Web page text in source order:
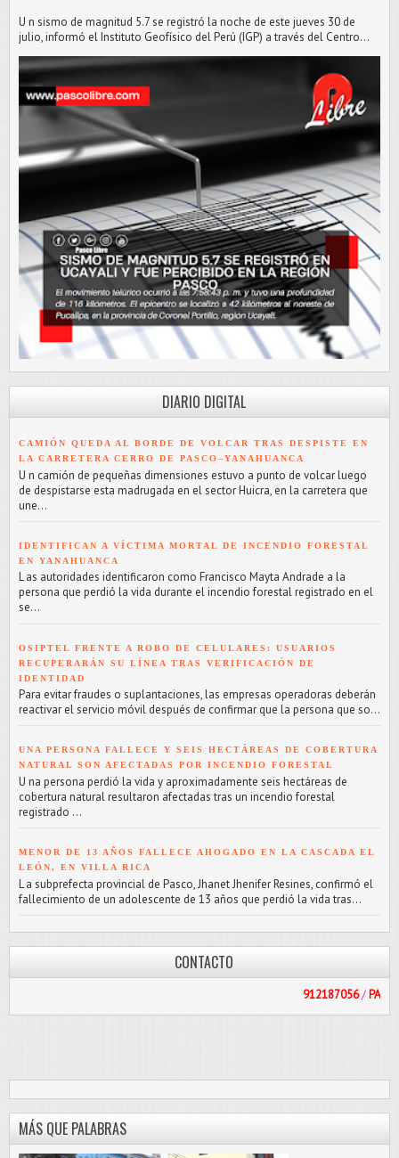
U n sismo de magnitud 5.7 se registró la noche de este jueves 30 de
julio, informó el Instituto Geofísico del Perú (IGP) a través del Centro...
DIARIO DIGITAL
CAMIÓN QUEDA AL BORDE DE VOLCAR TRAS DESPISTE EN
LA CARRETERA CERRO DE PASCO–YANAHUANCA
U n camión de pequeñas dimensiones estuvo a punto de volcar luego
de despistarse esta madrugada en el sector Huicra, en la carretera que
une...
IDENTIFICAN A VÍCTIMA MORTAL DE INCENDIO FORESTAL
EN YANAHUANCA
L as autoridades identificaron como Francisco Mayta Andrade a la
persona que perdió la vida durante el incendio forestal registrado en el
se...
OSIPTEL FRENTE A ROBO DE CELULARES: USUARIOS
RECUPERARÁN SU LÍNEA TRAS VERIFICACIÓN DE
IDENTIDAD
Para evitar fraudes o suplantaciones, las empresas operadoras deberán
reactivar el servicio móvil después de confirmar que la persona que so...
UNA PERSONA FALLECE Y SEIS HECTÁREAS DE COBERTURA
NATURAL SON AFECTADAS POR INCENDIO FORESTAL
U na persona perdió la vida y aproximadamente seis hectáreas de
cobertura natural resultaron afectadas tras un incendio forestal
registrado ...
MENOR DE 13 AÑOS FALLECE AHOGADO EN LA CASCADA EL
LEÓN, EN VILLA RICA
L a subprefecta provincial de Pasco, Jhanet Jhenifer Resines, confirmó el
fallecimiento de un adolescente de 13 años que perdió la vida tras...
CONTACTO
MÁS QUE PALABRAS